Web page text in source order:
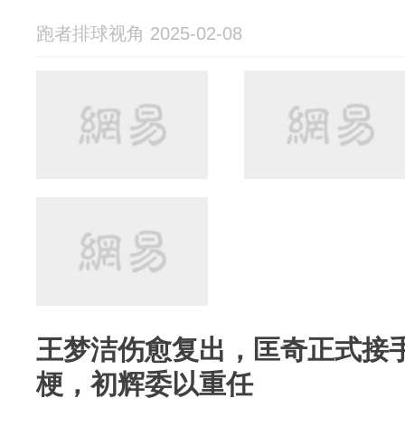
跑者排球视角 2025-02-08
王梦洁伤愈复出，匡奇正式接
梗，初辉委以重任